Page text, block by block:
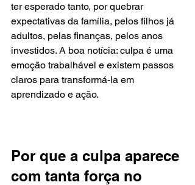
ter esperado tanto, por quebrar
expectativas da família, pelos filhos já
adultos, pelas finanças, pelos anos
investidos. A boa notícia: culpa é uma
emoção trabalhável e existem passos
claros para transformá-la em
aprendizado e ação.
Por que a culpa aparece
com tanta força no